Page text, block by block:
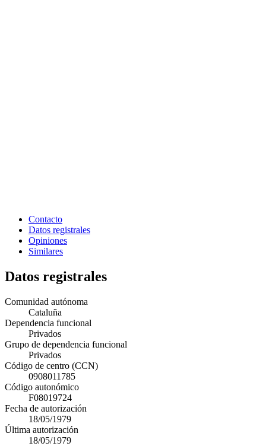
Contacto
Datos registrales
Opiniones
Similares
Datos registrales
Comunidad autónoma
Cataluña
Dependencia funcional
Privados
Grupo de dependencia funcional
Privados
Código de centro (CCN)
0908011785
Código autonómico
F08019724
Fecha de autorización
18/05/1979
Última autorización
18/05/1979